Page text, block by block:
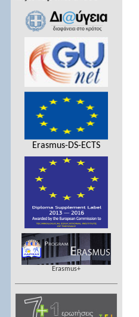
Erasmus-DS-ECTS
Erasmus+